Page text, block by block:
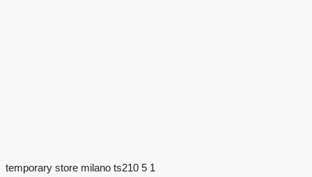
temporary store milano ts210 5 1